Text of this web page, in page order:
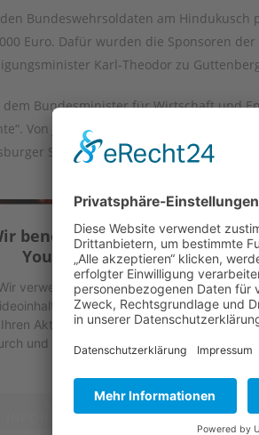
Bundeswehrsoldaten am Hindukusch
Euro. Dafür wurden die Sponsoren
Karl-Theodor zu
Bundesminister für Wirtschaft und
Von Juni bis Dezember 2014 lief der
Schulen. Er soll ab diesem Jahr
benötigen Ihre Zustimmung,
YouTube Video-Service zu
verwenden einen Service eines
einzubetten. Dieser Service
Ihren Aktivitäten sammeln. Bitte lesen Sie
und stimmen Sie der Nutzung des
dieses Video anzusehen.
INFORMATIONEN